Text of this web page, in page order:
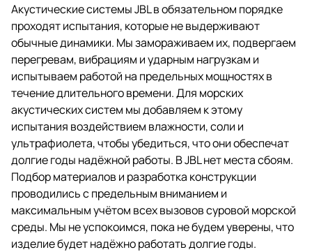
Акустические системы JBL в обязательном порядке
проходят испытания, которые не выдерживают
обычные динамики. Мы замораживаем их, подвергаем
перегревам, вибрациям и ударным нагрузкам и
испытываем работой на предельных мощностях в
течение длительного времени. Для морских
акустических систем мы добавляем к этому
испытания воздействием влажности, соли и
ультрафиолета, чтобы убедиться, что они обеспечат
долгие годы надёжной работы. В JBL нет места сбоям.
Подбор материалов и разработка конструкции
проводились с предельным вниманием и
максимальным учётом всех вызовов суровой морской
среды. Мы не успокоимся, пока не будем уверены, что
изделие будет надёжно работать долгие годы.